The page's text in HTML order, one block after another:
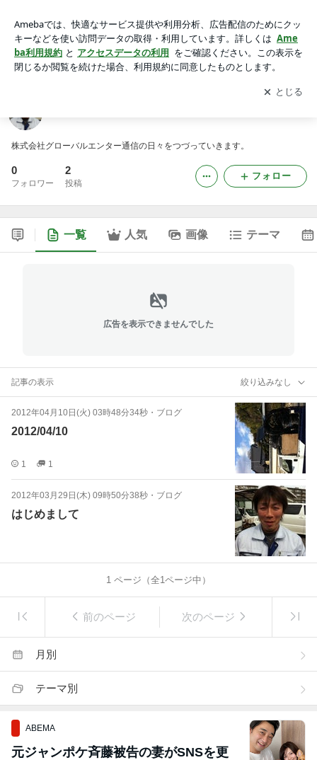
アプリをダウンロードして ブログの更新通知
を受け取りまし
ょう。
開く
株式会社グローバルエンター通信の日々をつづっていきます。
0
フォロワー
2
投稿
フォロー
一覧 人気 画像 テーマ
広告を表示できませんでした
記事の表示 絞り込みなし
2012年04月10日(火) 03時48分34秒 ・ ブログ
2012/04/10
1 1
2012年03月29日(木) 09時50分38秒 ・ ブログ
はじめまして
1 ページ（全1ページ中）
前のページ 次のページ
月別
テーマ別
ABEMA
元ジャンポケ斉藤被告の妻がSNSを更